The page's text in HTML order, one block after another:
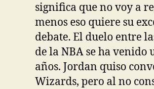
significa que no voy a
menos eso quiere su
debate. El duelo entre
de la NBA se ha venido
años. Jordan quiso
Wizards, pero al no